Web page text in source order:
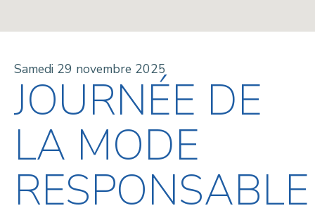
Samedi 29 novembre 2025
JOURNÉE DE
LA MODE
RESPONSABLE